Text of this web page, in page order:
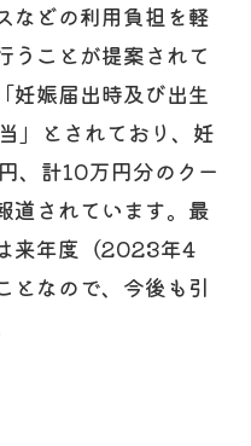
などの利用負担を軽
うことが提案されて
妊娠届出時及び出生
」とされており、妊
、計10万円分のクー
道されています。最
来年度（2023年4
となので、今後も引